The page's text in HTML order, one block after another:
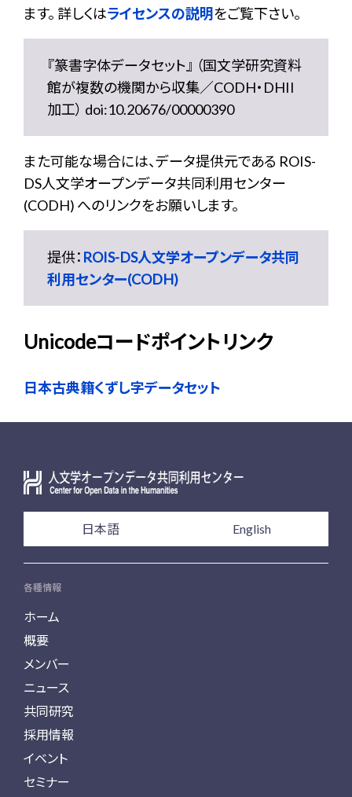
ます。 詳しくはライセンスの説明をご覧下さい。
『篆書字体データセット』 （国文学研究資料
館が複数の機関から収集／CODH・DHII
加工） doi:10.20676/00000390
また可能な場合には、データ提供元である ROIS-
DS人文学オープンデータ共同利用センター
(CODH) へのリンクをお願いします。
提供： ROIS-DS人文学オープンデータ共同
利用センター(CODH)
Unicodeコードポイントリンク
日本古典籍くずし字データセット
日本語 English
各種情報
ホーム
概要
メンバー
ニュース
共同研究
採用情報
イベント
セミナー